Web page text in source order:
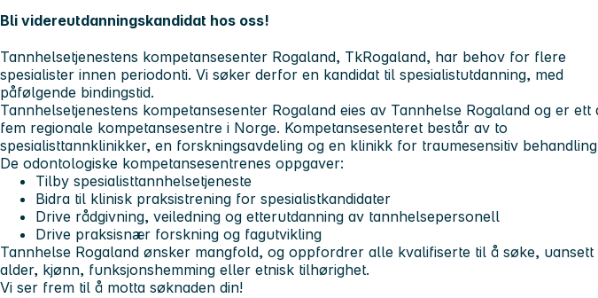
Bli videreutdanningskandidat hos oss!
Tannhelsetjenestens kompetansesenter Rogaland, TkRogaland, har behov for flere
spesialister innen periodonti. Vi søker derfor en kandidat til spesialistutdanning, med
påfølgende bindingstid.
Tannhelsetjenestens kompetansesenter Rogaland eies av Tannhelse Rogaland og er ett
fem regionale kompetansesentre i Norge. Kompetansesenteret består av to
spesialisttannklinikker, en forskningsavdeling og en klinikk for traumesensitiv
De odontologiske kompetansesentrenes oppgaver:
Tilby spesialisttannhelsetjeneste
Bidra til klinisk praksistrening for spesialistkandidater
Drive rådgivning, veiledning og etterutdanning av tannhelsepersonell
Drive praksisnær forskning og fagutvikling
Tannhelse Rogaland ønsker mangfold, og oppfordrer alle kvalifiserte til å søke, uansett
alder, kjønn, funksjonshemming eller etnisk tilhørighet.
Vi ser frem til å motta søknaden din!